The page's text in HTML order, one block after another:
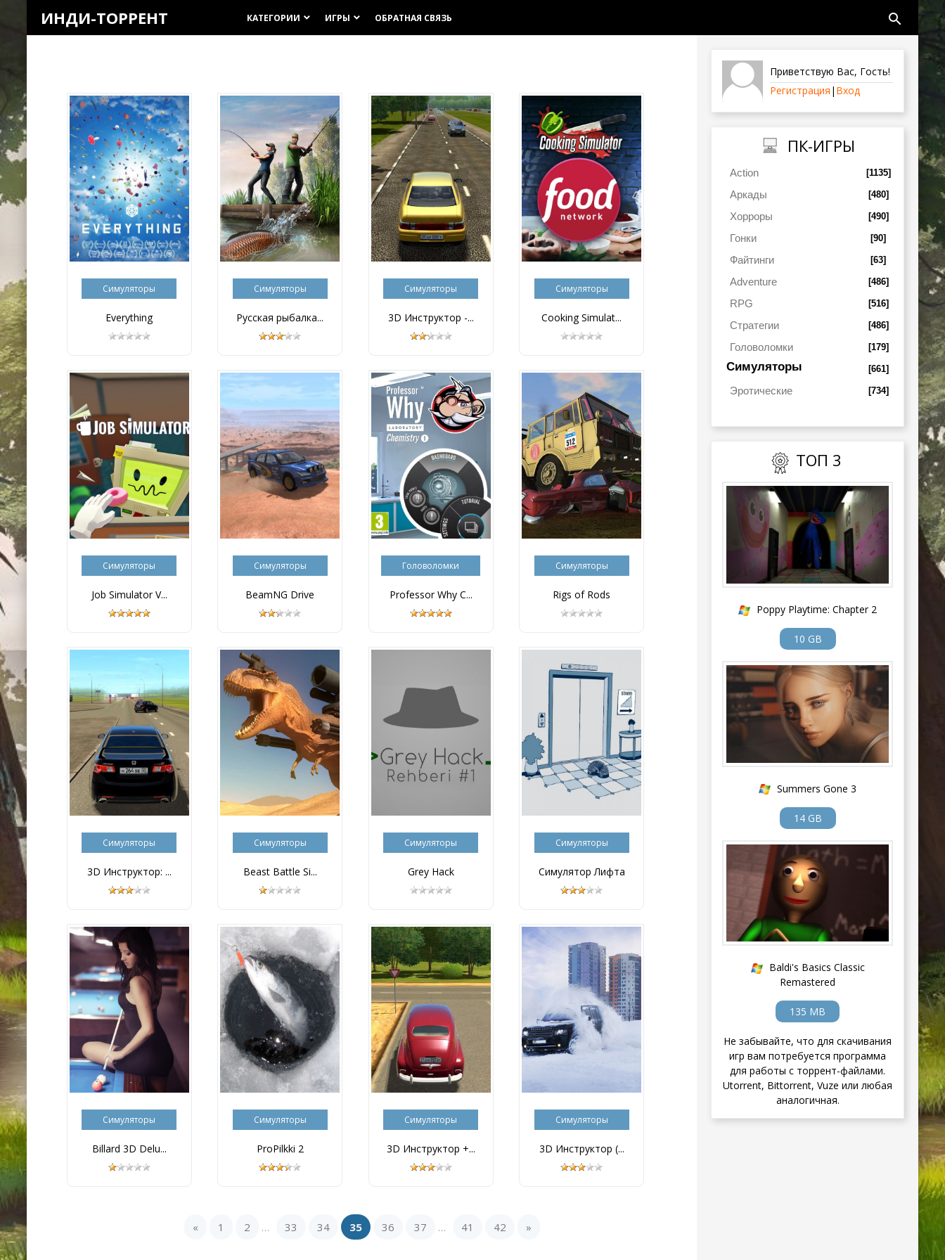
ИНДИ-ТОРРЕНТ КАТЕГОРИИ keyboard_arrow_down ИГРЫ keyboard_arrow_down ОБРАТНАЯ СВЯЗЬ search
Симуляторы
Everything
Симуляторы
Русская рыбалка...
Симуляторы
3D Инструктор -...
Симуляторы
Cooking Simulat...
Симуляторы
Job Simulator V...
Симуляторы
BeamNG Drive
Головоломки
Professor Why C...
Симуляторы
Rigs of Rods
Симуляторы
3D Инструктор: ...
Симуляторы
Beast Battle Si...
Симуляторы
Grey Hack
Симуляторы
Симулятор Лифта
Симуляторы
Billard 3D Delu...
Симуляторы
ProPilkki 2
Симуляторы
3D Инструктор +...
Симуляторы
3D Инструктор (...
« 1 2 ... 33 34 35 36 37 ... 41 42 »
Приветствую Вас, Гость!
Регистрация | Вход
ПК-ИГРЫ
Action [1135]
Аркады [480]
Хорроры [490]
Гонки [90]
Файтинги [63]
Adventure [486]
RPG [516]
Стратегии [486]
Головоломки [179]
Симуляторы [661]
Эротические [734]
ТОП 3
Poppy Playtime: Chapter 2
10 GB
Summers Gone 3
14 GB
Baldi's Basics Classic
Remastered
135 MB
Не забывайте, что для скачивания
игр вам потребуется программа
для работы с торрент-файлами.
Utorrent, Bittorrent, Vuze или любая
аналогичная.